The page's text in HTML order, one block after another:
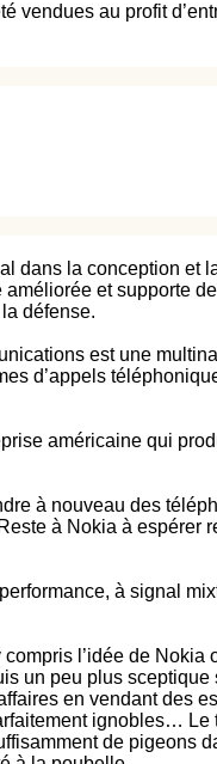
vendues au profit
dans la conception
et supporte
défense.
est une
d’appels
américaine qui
à nouveau des
à Nokia à
à signal
l’idée de Nokia
un peu plus
en vendant des
ignobles…
de